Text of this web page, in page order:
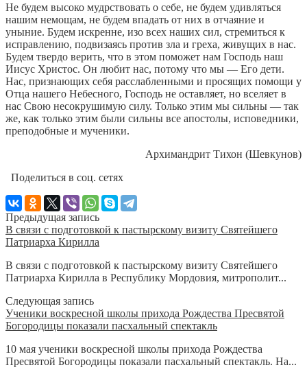
Не будем высоко мудрствовать о себе, не будем удивляться
нашим немощам, не будем впадать от них в отчаяние и
уныние. Будем искренне, изо всех наших сил, стремиться к
исправлению, подвизаясь против зла и греха, живущих в нас.
Будем твердо верить, что в этом поможет нам Господь наш
Иисус Христос. Он любит нас, потому что мы — Его дети.
Нас, признающих себя расслабленными и просящих помощи у
Отца нашего Небесного, Господь не оставляет, но вселяет в
нас Свою несокрушимую силу. Только этим мы сильны — так
же, как только этим были сильны все апостолы, исповедники,
преподобные и мученики.
Архимандрит Тихон (Шевкунов)
Поделиться в соц. сетях
Предыдущая запись
В связи с подготовкой к пастырскому визиту Святейшего
Патриарха Кирилла
В связи с подготовкой к пастырскому визиту Святейшего
Патриарха Кирилла в Республику Мордовия, митрополит...
Следующая запись
Ученики воскресной школы прихода Рождества Пресвятой
Богородицы показали пасхальный спектакль
10 мая ученики воскресной школы прихода Рождества
Пресвятой Богородицы показали пасхальный спектакль. На...